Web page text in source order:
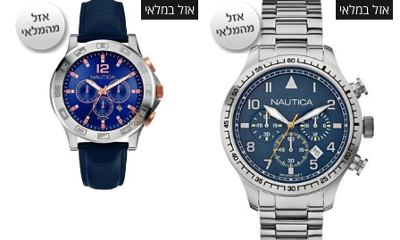
אזל במלאי אזל במלאי